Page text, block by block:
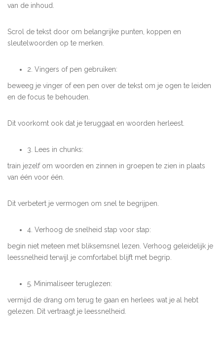
van de inhoud.
Scrol de tekst door om belangrijke punten, koppen en
sleutelwoorden op te merken.
2. Vingers of pen gebruiken:
beweeg je vinger of een pen over de tekst om je ogen te leiden
en de focus te behouden.
Dit voorkomt ook dat je teruggaat en woorden herleest.
3. Lees in chunks:
train jezelf om woorden en zinnen in groepen te zien in plaats
van één voor één.
Dit verbetert je vermogen om snel te begrijpen.
4. Verhoog de snelheid stap voor stap:
begin niet meteen met bliksemsnel lezen. Verhoog geleidelijk je
leessnelheid terwijl je comfortabel blijft met begrip.
5. Minimaliseer teruglezen:
vermijd de drang om terug te gaan en herlees wat je al hebt
gelezen. Dit vertraagt je leessnelheid.